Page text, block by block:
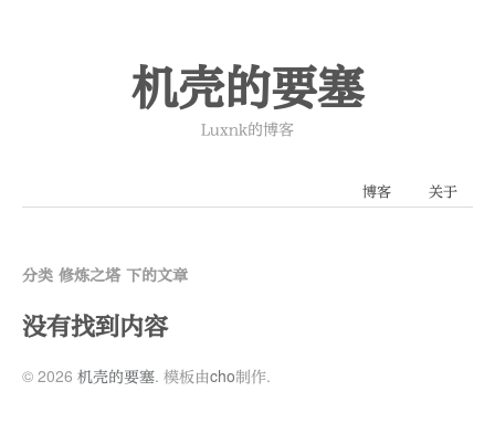
机壳的要塞
Luxnk的博客
博客 关于
分类 修炼之塔 下的文章
没有找到内容
© 2026 机壳的要塞. 模板由cho制作.